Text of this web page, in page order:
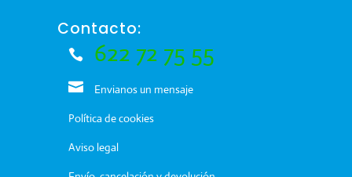
Contacto:
622 72 75 55
Envianos un mensaje
Política de cookies
Aviso legal